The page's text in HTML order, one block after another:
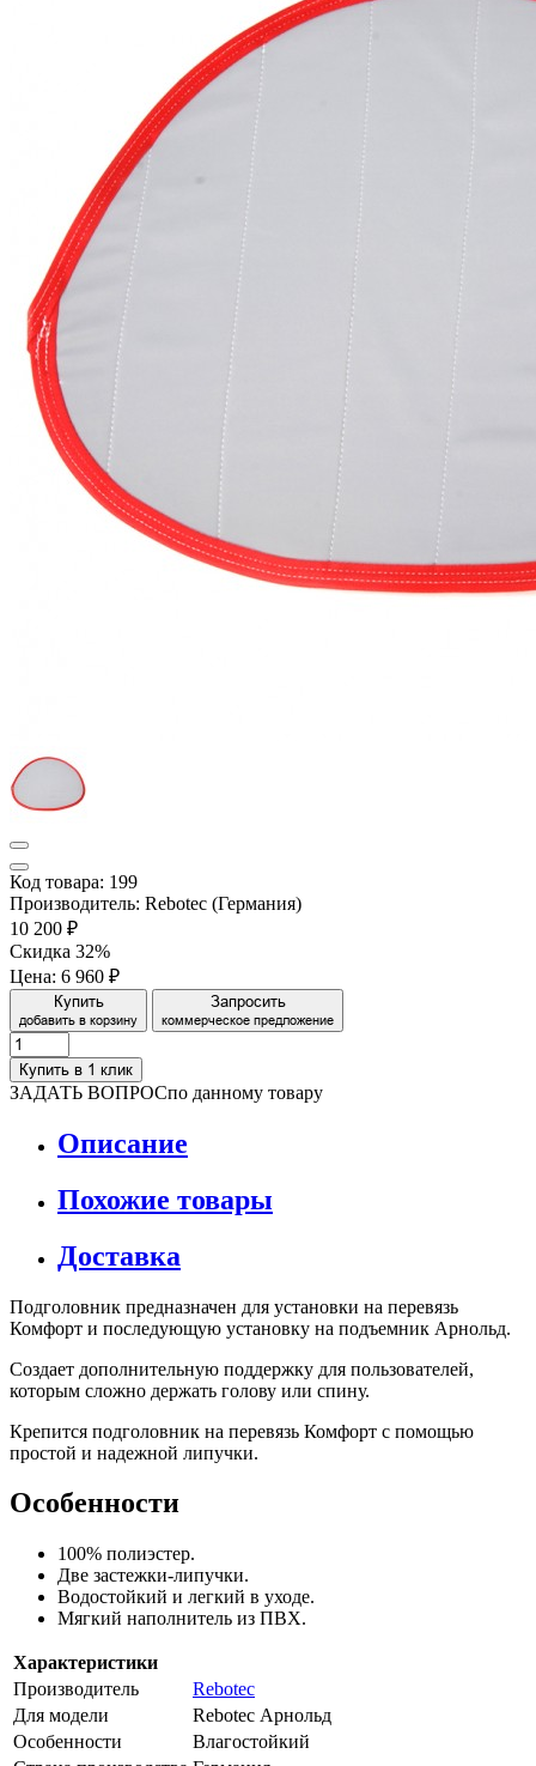
Код товара: 199
Производитель: Rebotec (Германия)
10 200 ₽
Скидка 32%
Цена: 6 960 ₽
Купить
добавить в корзину
Запросить
коммерческое предложение
Купить в 1 клик
ЗАДАТЬ ВОПРОСпо данному товару
Описание
Похожие товары
Доставка
Подголовник предназначен для установки на перевязь
Комфорт и последующую установку на подъемник Арнольд.
Создает дополнительную поддержку для пользователей,
которым сложно держать голову или спину.
Крепится подголовник на перевязь Комфорт с помощью
простой и надежной липучки.
Особенности
100% полиэстер.
Две застежки-липучки.
Водостойкий и легкий в уходе.
Мягкий наполнитель из ПВХ.
Характеристики
Производитель
Rebotec
Для модели
Rebotec Арнольд
Особенности
Влагостойкий